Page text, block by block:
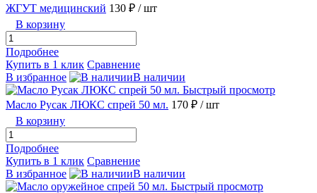
ЖГУТ медицинский 130 ₽ / шт
В корзину
Подробнее
Купить в 1 клик Сравнение
В избранное
В наличии
Быстрый просмотр
Масло Русак ЛЮКС спрей 50 мл. 170 ₽ / шт
В корзину
Подробнее
Купить в 1 клик Сравнение
В избранное
В наличии
Быстрый просмотр